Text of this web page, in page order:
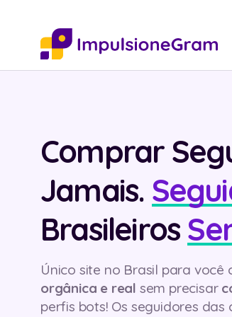
Comprar
Jamais.
Brasileiros
Único site no Brasil para
orgânica e real sem precisar
perfis bots! Os seguidores